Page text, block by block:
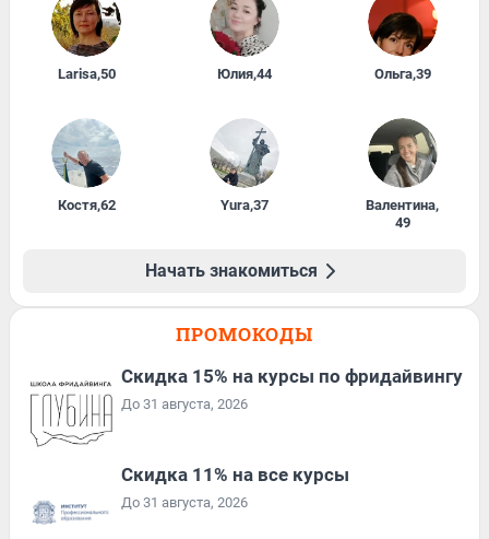
Larisa,50 Юлия,44 Ольга,39
Костя,62 Yura,37 Валентина,
49
Начать знакомиться
ПРОМОКОДЫ
Скидка 15% на курсы по фридайвингу
До 31 августа, 2026
Скидка 11% на все курсы
До 31 августа, 2026